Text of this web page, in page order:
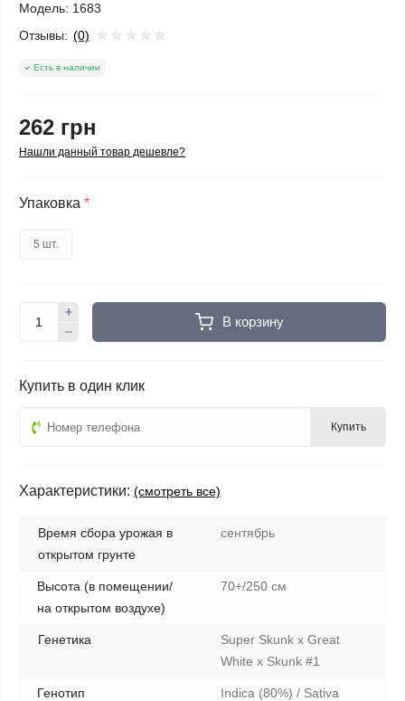
Модель: 1683
Отзывы: (0)
Есть в наличии
262 грн
Нашли данный товар дешевле?
Упаковка *
5 шт.
В корзину
Купить в один клик
Купить
Характеристики: (смотреть все)
Время сбора урожая в
открытом грунте
сентябрь
Высота (в помещении/
на открытом воздухе)
70+/250 см
Генетика
Super Skunk x Great
White x Skunk #1
Генотип
Indica (80%) / Sativa